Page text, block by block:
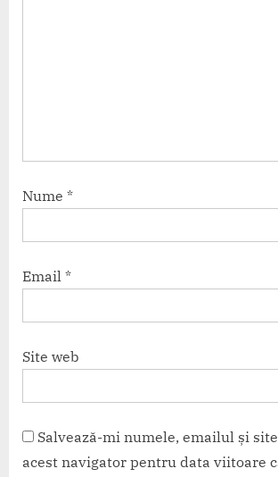
Nume *
Email *
Site web
Salvează-mi numele, emailul și
acest navigator pentru data viitoare